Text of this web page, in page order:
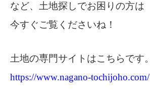
など、土地探しでお困りの方は
今すぐご覧くださいね！
土地の専門サイトはこちらです。
https://www.nagano-tochijoho.com/